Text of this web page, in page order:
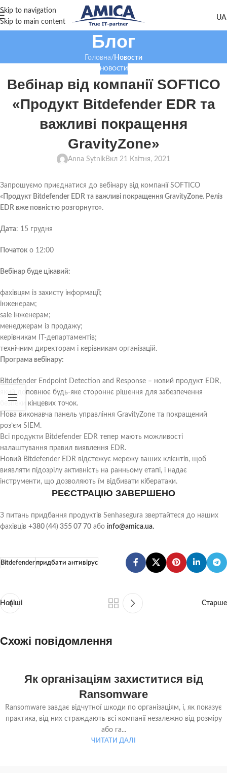
Skip to navigation
Skip to main content
Блог
Головна/ Новости
НОВОСТИ
Вебінар від компанії SOFTICO
«Продукт Bitdefender EDR та
важливі покращення
GravityZone»
Anna SytnikВкл 21 Квітня, 2021
Запрошуємо приєднатися до вебінару від компанії SOFTICO
« Продукт Bitdefender EDR та важливі покращення GravityZone. Реліз
EDR вже повністю розгорнуто».
Дата: 15 грудня
Початок о 12:00
Вебінар буде цікавий:
фахівцям із захисту інформації;
інженерам;
sale інженерам;
менеджерам із продажу;
керівникам IT-департаментів;
технічним директорам і керівникам організацій.
Програма вебінару:
Bitdefender Endpoint Detection and Response – новий продукт EDR,
який доповнює будь-яке стороннє рішення для забезпечення
безпеки кінцевих точок.
Нова виконавча панель управління GravityZone та покращений
роз’єм SIEM.
Всі продукти Bitdefender EDR тепер мають можливості
налаштування правил виявлення EDR.
Новий Bitdefender EDR відстежує мережу ваших клієнтів, щоб
виявляти підозрілу активність на ранньому етапі, і надає
інструменти, що дозволяють їм відбивати кібератаки.
РЕЄСТРАЦІЮ ЗАВЕРШЕНО
З питань придбання продуктів Senhasegura звертайтеся до наших
фахівців +380 (44) 355 07 70 або info@amica.ua.
Bitdefenderпридбати антивірус
Новіші Старше
Схожі повідомлення
Як організаціям захиститися від
Ransomware
Ransomware завдає відчутної шкоди по організаціям, і, як показує
практика, від них страждають всі компанії незалежно від розміру
або га...
ЧИТАТИ ДАЛІ